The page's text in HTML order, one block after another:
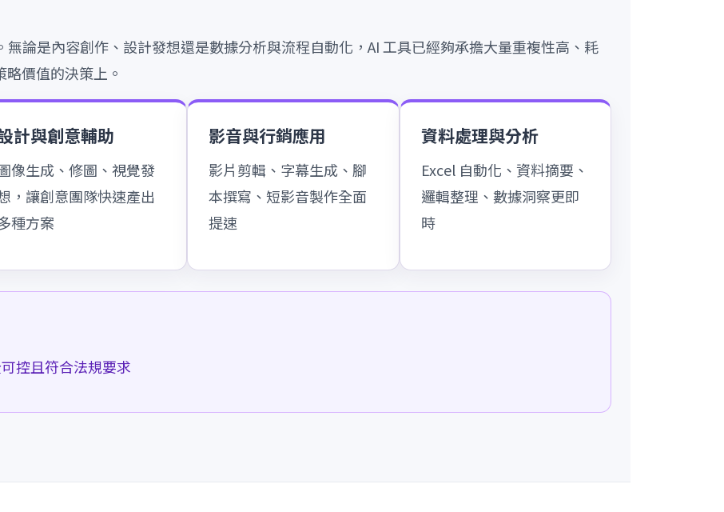
論是內容創作、設計發想還是數據分析與流程自動化，AI 工具已經夠承擔大量重複性高、耗
價值的決策上。
計與創意輔助
像生成、修圖、視覺發
，讓創意團隊快速產出
種方案
影音與行銷應用
影片剪輯、字幕生成、腳
本撰寫、短影音製作全面
提速
資料處理與分析
Excel 自動化、資料摘要、
邏輯整理、數據洞察更即
時
控且符合法規要求